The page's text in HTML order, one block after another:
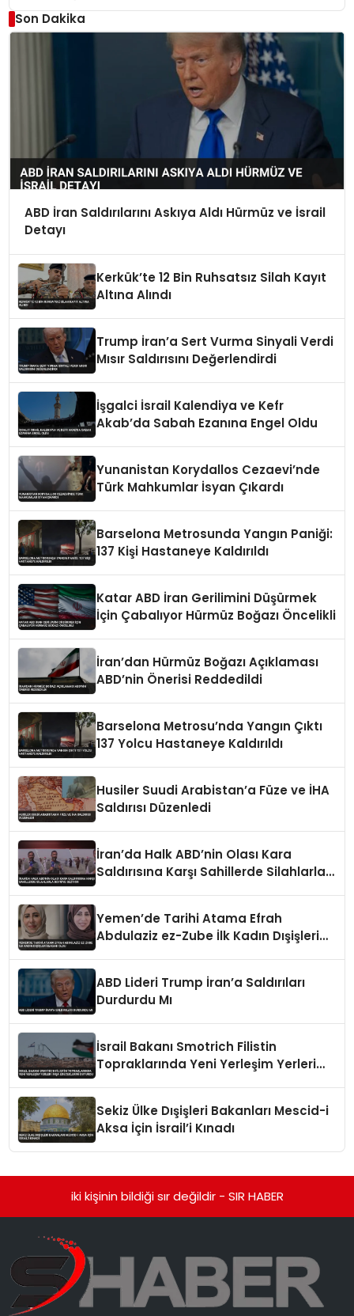
Son Dakika
ABD İran Saldırılarını Askıya Aldı Hürmüz ve İsrail
Detayı
Kerkük’te 12 Bin Ruhsatsız Silah Kayıt
Altına Alındı
Trump İran’a Sert Vurma Sinyali Verdi
Mısır Saldırısını Değerlendirdi
İşgalci İsrail Kalendiya ve Kefr
Akab’da Sabah Ezanına Engel Oldu
Yunanistan Korydallos Cezaevi’nde
Türk Mahkumlar İsyan Çıkardı
Barselona Metrosunda Yangın Paniği:
137 Kişi Hastaneye Kaldırıldı
Katar ABD İran Gerilimini Düşürmek
İçin Çabalıyor Hürmüz Boğazı Öncelikli
İran’dan Hürmüz Boğazı Açıklaması
ABD’nin Önerisi Reddedildi
Barselona Metrosu’nda Yangın Çıktı
137 Yolcu Hastaneye Kaldırıldı
Husiler Suudi Arabistan’a Füze ve İHA
Saldırısı Düzenledi
İran’da Halk ABD’nin Olası Kara
Saldırısına Karşı Sahillerde Silahlarla
Yemen’de Tarihi Atama Efrah
Abdulaziz ez-Zube İlk Kadın Dışişleri
ABD Lideri Trump İran’a Saldırıları
Durdurdu Mı
İsrail Bakanı Smotrich Filistin
Topraklarında Yeni Yerleşim Yerleri
Sekiz Ülke Dışişleri Bakanları Mescid-i
Aksa İçin İsrail’i Kınadı
iki kişinin bildiği sır değildir - SIR HABER